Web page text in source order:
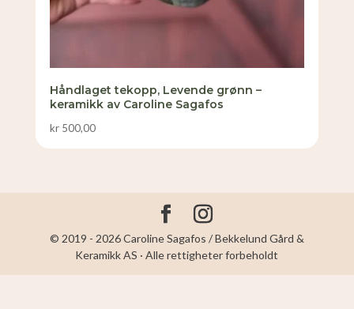
Håndlaget tekopp, Levende grønn –
keramikk av Caroline Sagafos
kr500,00
© 2019 - 2026 Caroline Sagafos / Bekkelund Gård &
Keramikk AS · Alle rettigheter forbeholdt